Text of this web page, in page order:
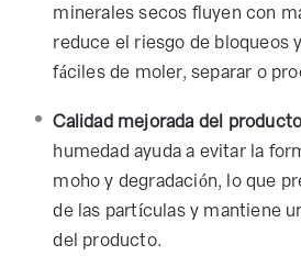
minerales secos fluyen con
reduce el riesgo de bloqueos
fáciles de moler, separar o
Calidad mejorada del
humedad ayuda a evitar la
moho y degradación, lo que
de las partículas y mantiene
del producto.